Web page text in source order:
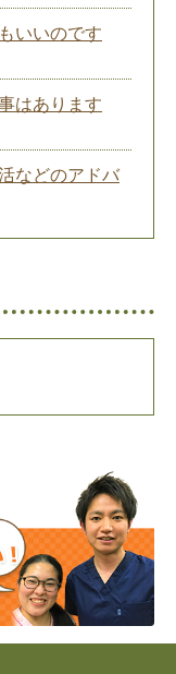
いいのです
はあります
などのアドバ